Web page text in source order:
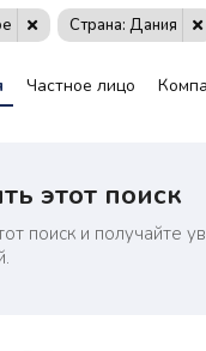
Страна: Дания
Частное лицо
этот поиск
поиск и получайте